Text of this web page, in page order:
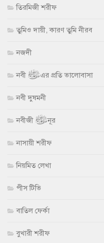
তিরমিজী শরীফ
তুমিও দায়ী, কারণ তুমি নীরব
নজদী
নবী ﷺ এর প্রতি ভালোবাসা
নবী দুষমনী
নবীজী ﷺ নূর
নাসায়ী শরীফ
নিয়মিত লেখা
পীস টিভি
বাতিল ফের্কা
বুখারী শরীফ